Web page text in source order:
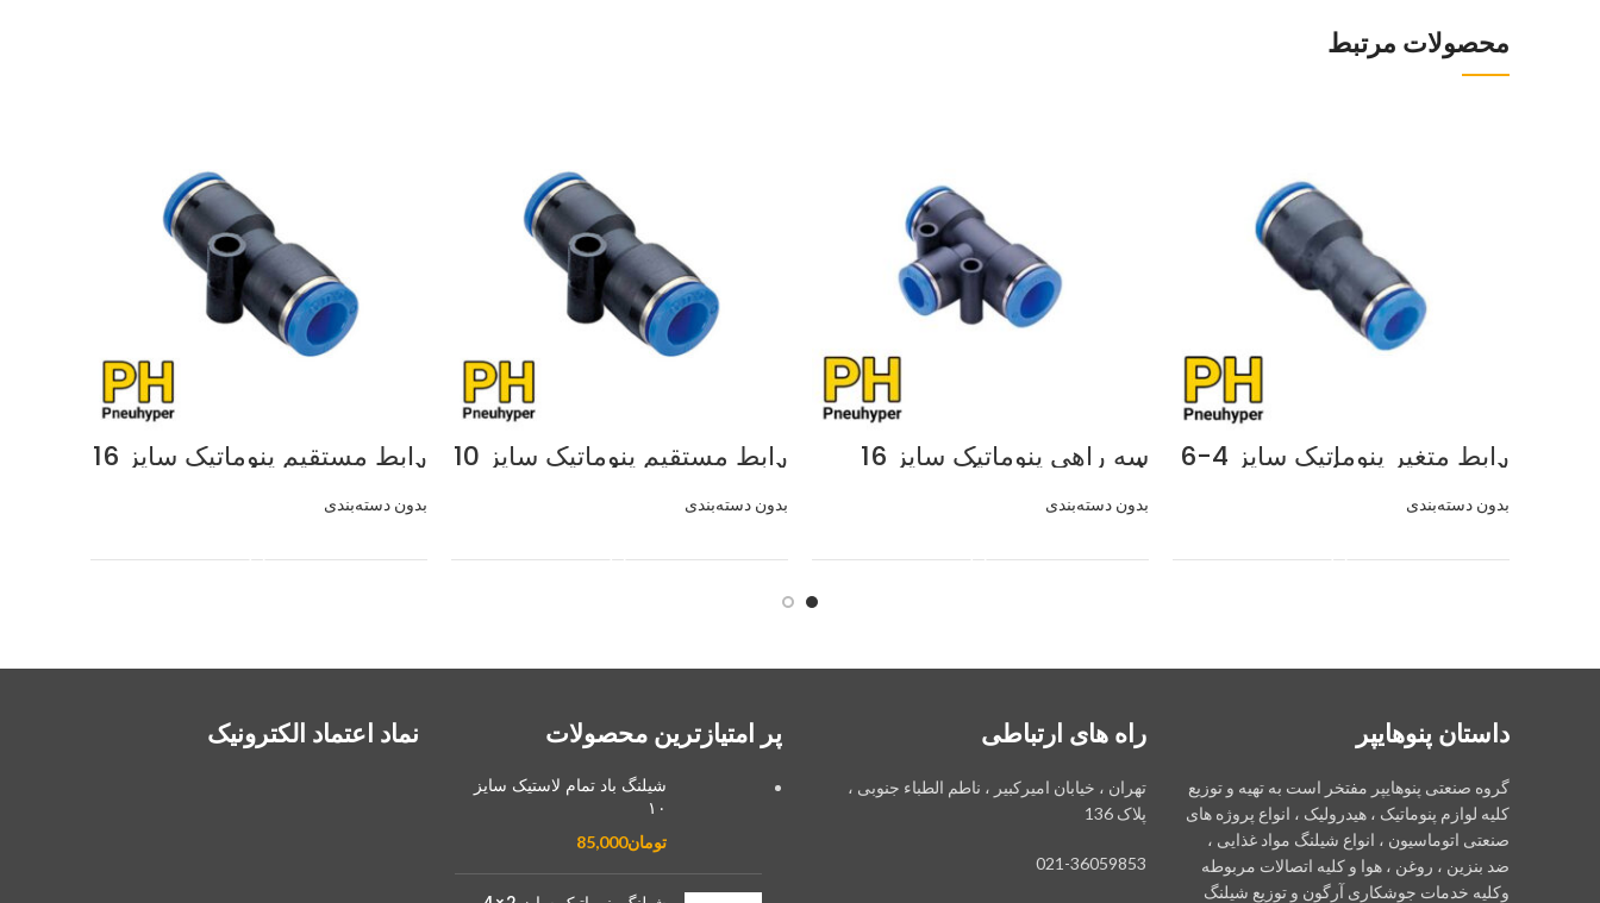
محصولات مرتبط
رابط متغیر پنوماتیک سایز 4-6
(بسته 10 عددی)
بدون دسته‌بندی
سه راهی پنوماتیک سایز 16
(بسته 10 عددی)
بدون دسته‌بندی
رابط مستقیم پنوماتیک سایز 10
(بسته 10 عددی)
بدون دسته‌بندی
رابط مستقیم پنوماتیک سایز 16
(بسته 10 عددی)
بدون دسته‌بندی
داستان پنوهایپر
گروه صنعتی پنوهایپر مفتخر است به تهیه و توزیع
کلیه لوازم پنوماتیک ، هیدرولیک ، انواع پروژه های
صنعتی اتوماسیون ، انواع شیلنگ مواد غذایی ،
ضد بنزین ، روغن ، هوا و کلیه اتصالات مربوطه
وکلیه خدمات جوشکاری آرگون و توزیع شیلنگ
راه های ارتباطی
تهران ، خیابان امیرکبیر ، ناطم الطباء جنوبی ،
پلاک 136
021-36059853
پر امتیازترین محصولات
شیلنگ باد تمام لاستیک سایز
۱۰
تومان85,000
نماد اعتماد الکترونیک